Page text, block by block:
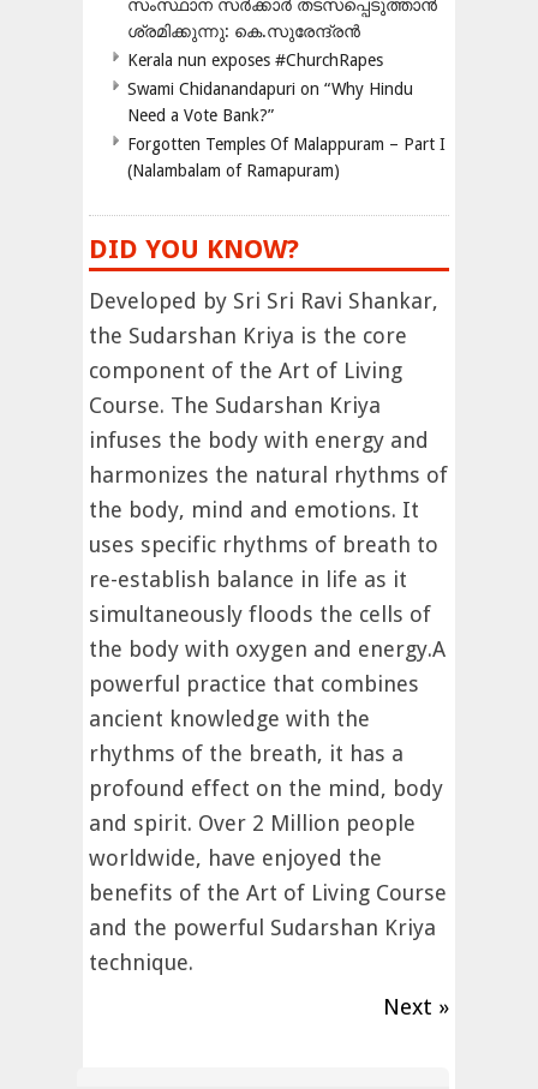
സംസ്ഥാന സർക്കാർ തടസപ്പെടുത്താൻ
ശ്രമിക്കുന്നു: കെ.സുരേന്ദ്രൻ
Kerala nun exposes #ChurchRapes
Swami Chidanandapuri on “Why Hindu
Need a Vote Bank?”
Forgotten Temples Of Malappuram – Part I
(Nalambalam of Ramapuram)
DID YOU KNOW?
Developed by Sri Sri Ravi Shankar,
the Sudarshan Kriya is the core
component of the Art of Living
Course. The Sudarshan Kriya
infuses the body with energy and
harmonizes the natural rhythms of
the body, mind and emotions. It
uses specific rhythms of breath to
re-establish balance in life as it
simultaneously floods the cells of
the body with oxygen and energy.A
powerful practice that combines
ancient knowledge with the
rhythms of the breath, it has a
profound effect on the mind, body
and spirit. Over 2 Million people
worldwide, have enjoyed the
benefits of the Art of Living Course
and the powerful Sudarshan Kriya
technique.
Next »